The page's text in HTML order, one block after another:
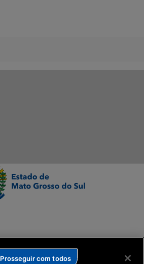
Prosseguir com todos